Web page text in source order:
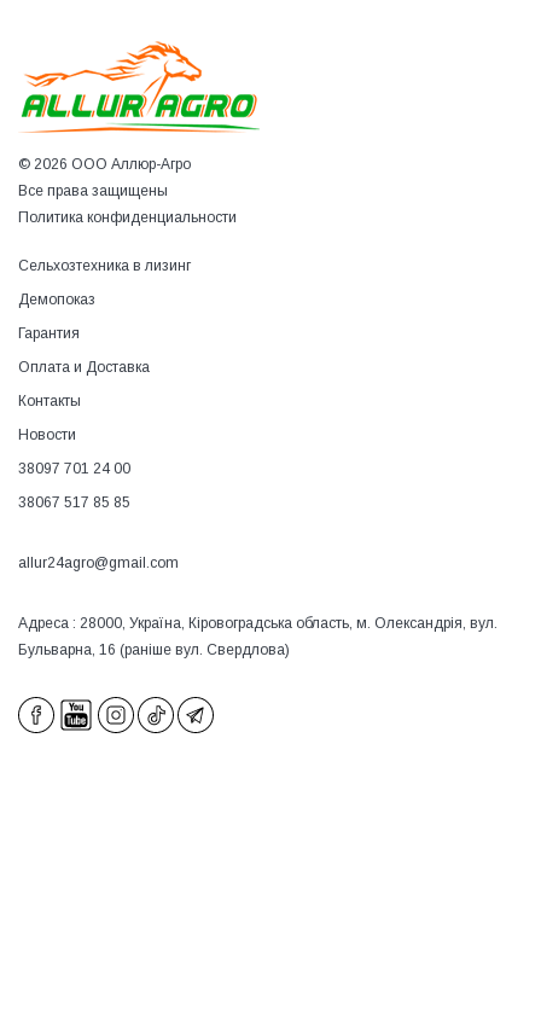
© 2026 ООО Аллюр-Агро
Все права защищены
Политика конфиденциальности
Сельхозтехника в лизинг
Демопоказ
Гарантия
Оплата и Доставка
Контакты
Новости
38097 701 24 00
38067 517 85 85
allur24agro@gmail.com
Адреса : 28000, Україна, Кіровоградська область, м. Олександрія, вул.
Бульварна, 16 (раніше вул. Свердлова)